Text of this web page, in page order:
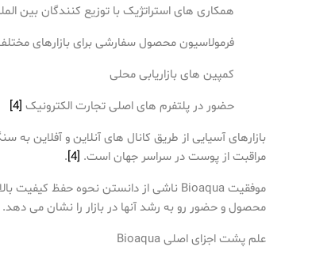
همکاری های استراتژیک با توزیع کنندگان بین
فرمولاسیون محصول سفارشی برای بازارهای
کمپین های بازاریابی محلی
حضور در پلتفرم های اصلی تجارت الکترونیک [4]
مراقبت از پوست در سراسر جهان است. [4]
.
موفقیت Bioaqua ناشی از دانستن نحوه حفظ کیفیت بالا و در عین حال در دسترس نگه داشتن قیمت ها برای افراد بیشتر است. شعار آنها "اول کیفیت، بلندتر صحبت کنید با نتایج عالی"
محصول و حضور رو به رشد آنها در بازار را نشان می دهد.
علم پشت اجزای اصلی Bioaqua